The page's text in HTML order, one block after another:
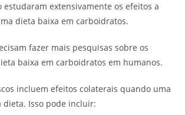
estudaram extensivamente os efeitos a
dieta baixa em carboidratos.
fazer mais pesquisas sobre os
baixa em carboidratos em humanos.
incluem efeitos colaterais quando uma
dieta. Isso pode incluir: